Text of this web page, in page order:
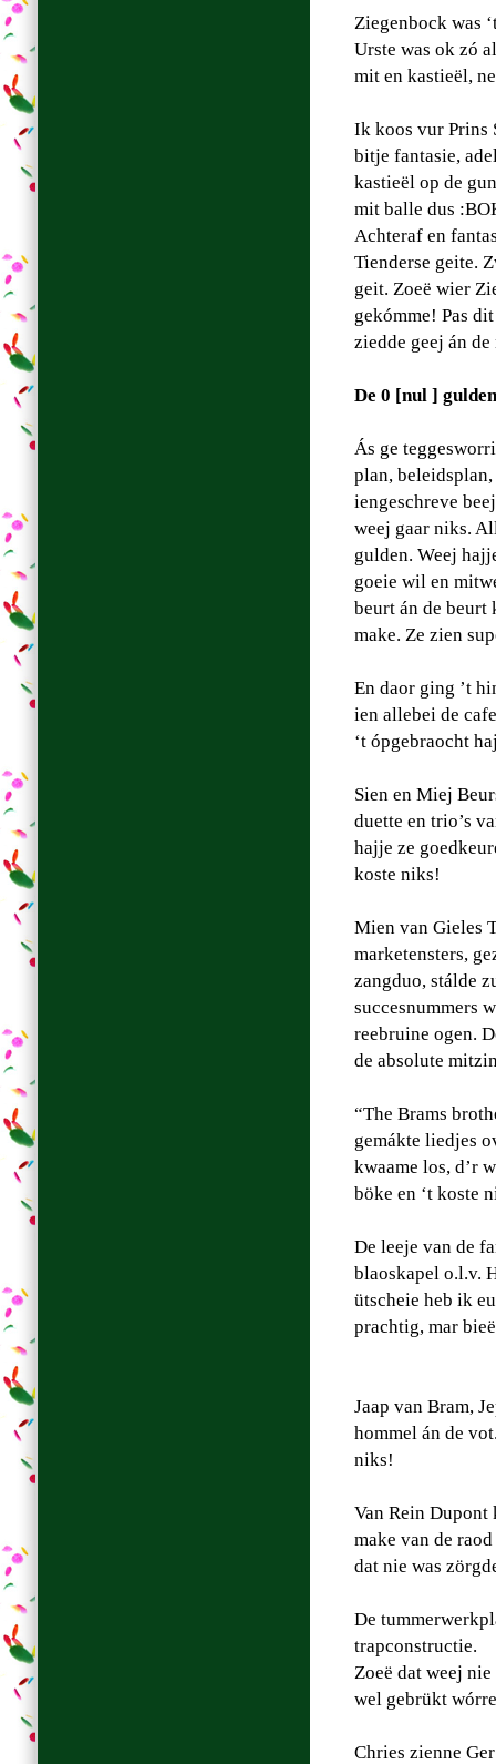
Ziegenbock was
Urste was ok zó
mit en kastieël,
Ik koos vur Prins
bitje fantasie,
kastieël op de
mit balle dus
Achteraf en
Tienderse geite.
geit. Zoeë wier
gekómme! Pas
ziedde geej án
De 0 [nul ]
Ás ge
plan,
iengeschreve
weej gaar niks.
gulden. Weej
goeie wil en
beurt án de beurt
make. Ze zien
En daor ging ’t
ien allebei de
‘t ópgebraocht
Sien en Miej
duette en trio’s
hajje ze
koste niks!
Mien van Gieles
marketensters,
zangduo, stálde
succesnummers
reebruine ogen.
de absolute
“The Brams
gemákte liedjes
kwaame los, d’r
böke en ‘t koste
De leeje van de
blaoskapel o.l.v.
ütscheie heb ik
prachtig, mar
Jaap van Bram,
hommel án de
niks!
Van Rein Dupont
make van de
dat nie was
De
trapconstructie.
Zoeë dat weej
wel gebrükt
Chries zienne